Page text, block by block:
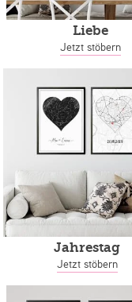
Liebe
Jetzt stöbern
Jahrestag
Jetzt stöbern